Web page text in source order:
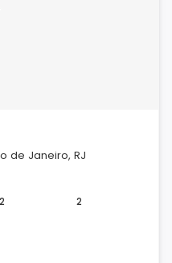
de Janeiro, RJ
2 2